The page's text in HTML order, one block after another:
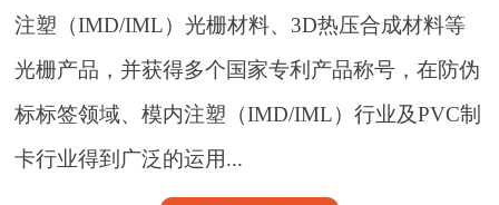
注塑（IMD/IML）光栅材料、3D热压合成材料等
光栅产品，并获得多个国家专利产品称号，在防伪
标标签领域、模内注塑（IMD/IML）行业及PVC制
卡行业得到广泛的运用...